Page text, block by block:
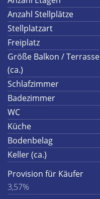
Anzahl Stellplätze
Stellplatzart
Freiplatz
Größe Balkon / Terrasse
(ca.)
Schlafzimmer
Badezimmer
WC
Küche
Bodenbelag
Keller (ca.)
Provision für Käufer
3,57%